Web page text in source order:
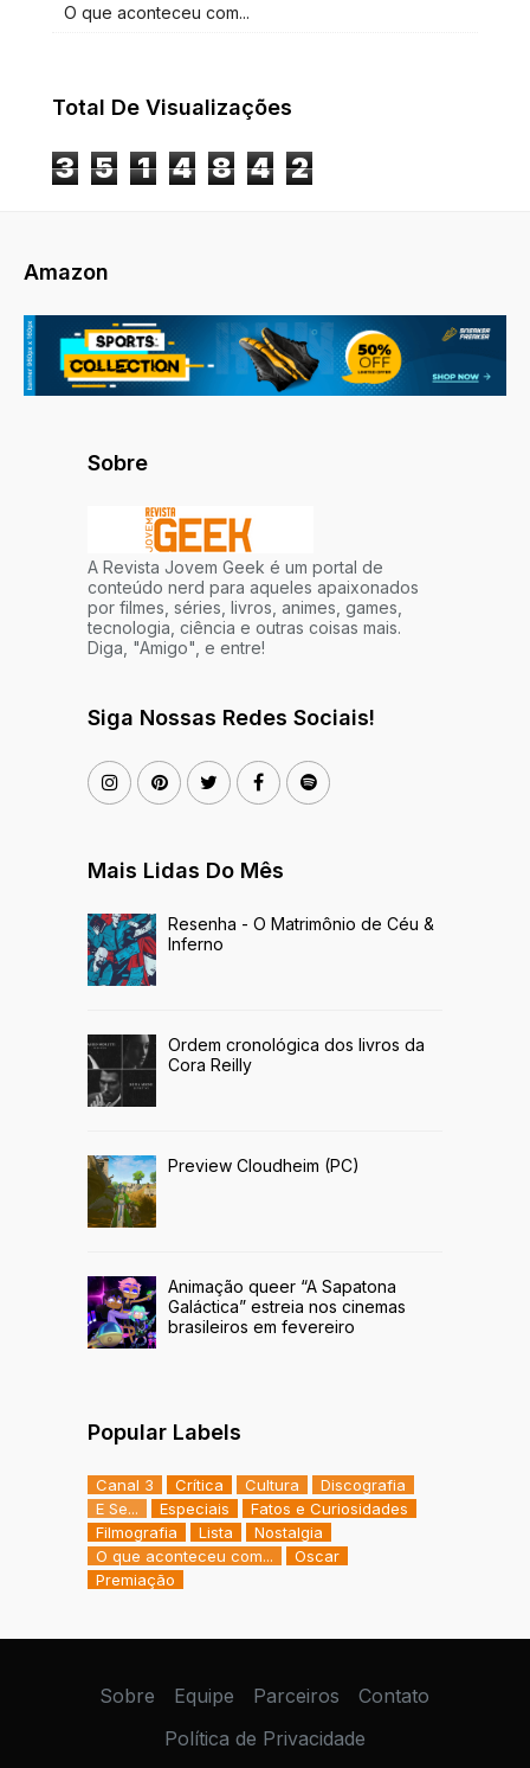
O que aconteceu com...
Total De Visualizações
3 5 1 4 8 4 2
Amazon
Sobre
A Revista Jovem Geek é um portal de
conteúdo nerd para aqueles apaixonados
por filmes, séries, livros, animes, games,
tecnologia, ciência e outras coisas mais.
Diga, "Amigo", e entre!
Siga Nossas Redes Sociais!
Mais Lidas Do Mês
Resenha - O Matrimônio de Céu &
Inferno
Ordem cronológica dos livros da
Cora Reilly
Preview Cloudheim (PC)
Animação queer “A Sapatona
Galáctica” estreia nos cinemas
brasileiros em fevereiro
Popular Labels
Canal 3 Crítica Cultura
Discografia
E Se...
Especiais
Fatos e Curiosidades
Filmografia
Lista
Nostalgia
O que aconteceu com...
Oscar
Premiação
Sobre Equipe Parceiros
Contato
Política de Privacidade